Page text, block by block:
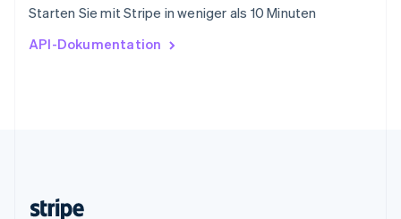
Starten Sie mit Stripe in weniger als 10 Minuten
API-Dokumentation
English
English